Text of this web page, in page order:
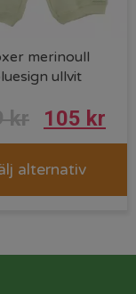
merinoull
ullvit
kr 105 kr
alternativ